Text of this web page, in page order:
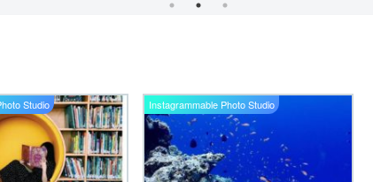
Studio Instagrammable Photo Studio